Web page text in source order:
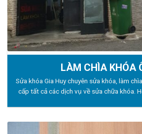
LÀM CHÌA KHÓA
Sửa khóa Gia Huy chuyên sửa khóa, làm
cấp tất cả các dịch vụ về sửa chữa khóa.